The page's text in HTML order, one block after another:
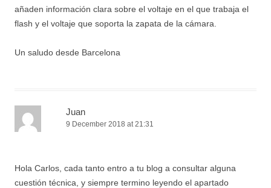
añaden información clara sobre el voltaje en el que trabaja el
flash y el voltaje que soporta la zapata de la cámara.
Un saludo desde Barcelona
Juan
9 December 2018 at 21:31
Hola Carlos, cada tanto entro a tu blog a consultar alguna
cuestión técnica, y siempre termino leyendo el apartado